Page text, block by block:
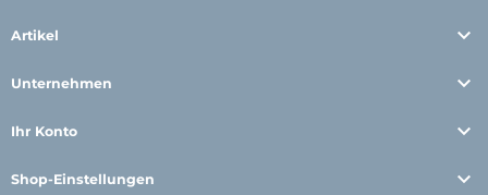
Artikel 
Unternehmen 
Ihr Konto 
Shop-Einstellungen 